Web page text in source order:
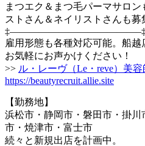
まつエク＆まつ毛パーマサロ
ストさん＆ネイリストさんも募
雇用形態も各種対応可能。船越
お気軽にお声かけください！
>> ル・レーヴ（Le・reve）美
https://beautyrecruit.allie.site
【勤務地】
浜松市・静岡市・磐田市・掛
市・焼津市・富士市
続々と新規出店を計画中。